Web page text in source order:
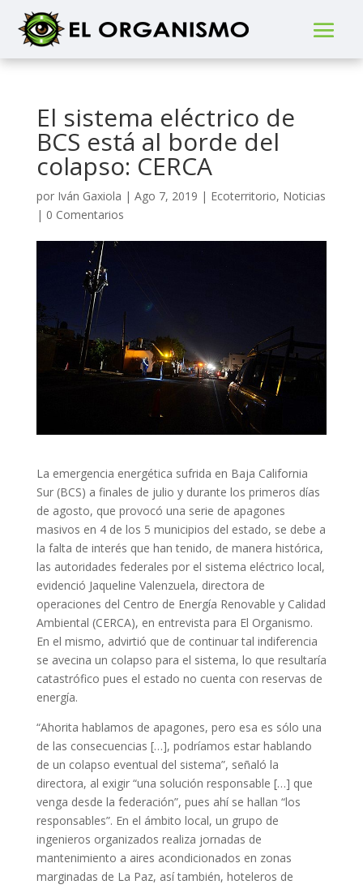
El sistema eléctrico de
BCS está al borde del
colapso: CERCA
por Iván Gaxiola | Ago 7, 2019 | Ecoterritorio, Noticias
| 0 Comentarios
La emergencia energética sufrida en Baja California
Sur (BCS) a finales de julio y durante los primeros días
de agosto, que provocó una serie de apagones
masivos en 4 de los 5 municipios del estado, se debe a
la falta de interés que han tenido, de manera histórica,
las autoridades federales por el sistema eléctrico local,
evidenció Jaqueline Valenzuela, directora de
operaciones del Centro de Energía Renovable y Calidad
Ambiental (CERCA), en entrevista para El Organismo.
En el mismo, advirtió que de continuar tal indiferencia
se avecina un colapso para el sistema, lo que resultaría
catastrófico pues el estado no cuenta con reservas de
energía.
“Ahorita hablamos de apagones, pero esa es sólo una
de las consecuencias […], podríamos estar hablando
de un colapso eventual del sistema”, señaló la
directora, al exigir “una solución responsable […] que
venga desde la federación”, pues ahí se hallan “los
responsables”. En el ámbito local, un grupo de
ingenieros organizados realiza jornadas de
mantenimiento a aires acondicionados en zonas
marginadas de La Paz, así también, hoteleros de